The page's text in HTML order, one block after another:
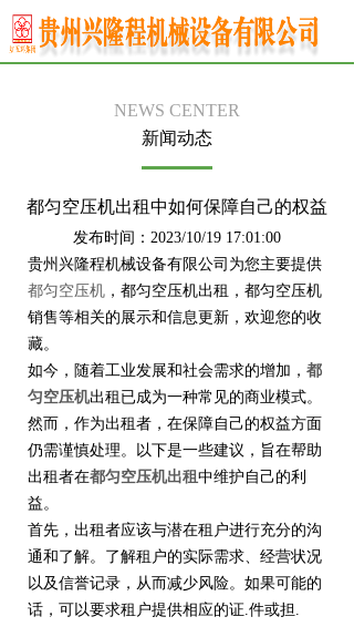
NEWS CENTER
新闻动态
都匀空压机出租中如何保障自己的权益
发布时间：2023/10/19 17:01:00
贵州兴隆程机械设备有限公司为您主要提供
都匀空压机，都匀空压机出租，都匀空压机
销售等相关的展示和信息更新，欢迎您的收
藏。
如今，随着工业发展和社会需求的增加， 都
匀空压机出租已成为一种常见的商业模式。
然而，作为出租者，在保障自己的权益方面
仍需谨慎处理。以下是一些建议，旨在帮助
出租者在都匀空压机出租中维护自己的利
益。
首先，出租者应该与潜在租户进行充分的沟
通和了解。了解租户的实际需求、经营状况
以及信誉记录，从而减少风险。如果可能的
话，可以要求租户提供相应的证.件或担.